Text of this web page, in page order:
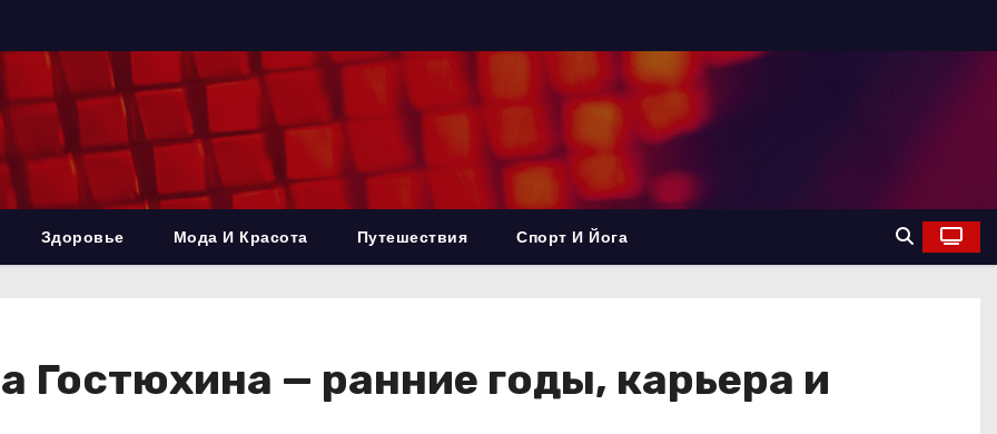
Здоровье Мода И Красота Путешествия Спорт И Йога
Гостюхина — ранние годы, карьера и